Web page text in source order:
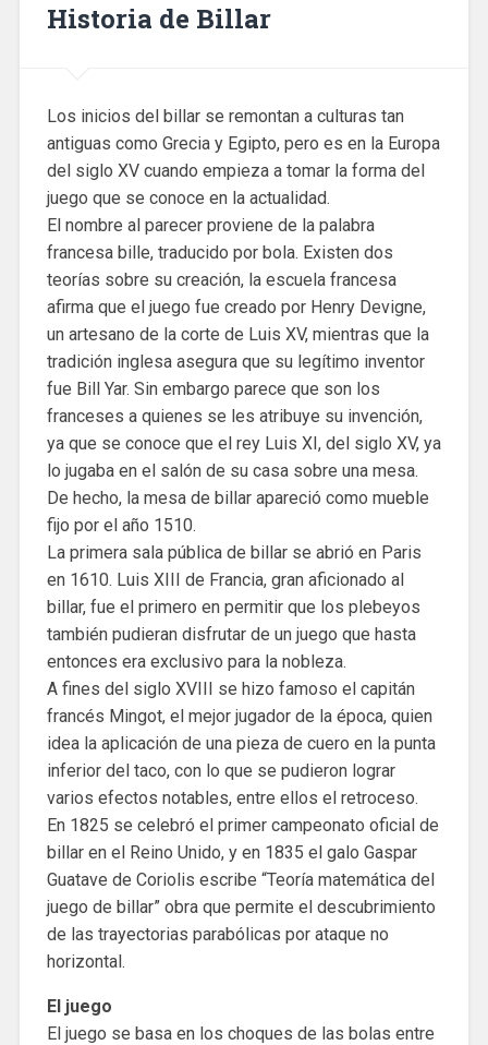
Historia de Billar
Los inicios del billar se remontan a culturas tan
antiguas como Grecia y Egipto, pero es en la Europa
del siglo XV cuando empieza a tomar la forma del
juego que se conoce en la actualidad.
El nombre al parecer proviene de la palabra
francesa bille, traducido por bola. Existen dos
teorías sobre su creación, la escuela francesa
afirma que el juego fue creado por Henry Devigne,
un artesano de la corte de Luis XV, mientras que la
tradición inglesa asegura que su legítimo inventor
fue Bill Yar. Sin embargo parece que son los
franceses a quienes se les atribuye su invención,
ya que se conoce que el rey Luis XI, del siglo XV, ya
lo jugaba en el salón de su casa sobre una mesa.
De hecho, la mesa de billar apareció como mueble
fijo por el año 1510.
La primera sala pública de billar se abrió en Paris
en 1610. Luis XIII de Francia, gran aficionado al
billar, fue el primero en permitir que los plebeyos
también pudieran disfrutar de un juego que hasta
entonces era exclusivo para la nobleza.
A fines del siglo XVIII se hizo famoso el capitán
francés Mingot, el mejor jugador de la época, quien
idea la aplicación de una pieza de cuero en la punta
inferior del taco, con lo que se pudieron lograr
varios efectos notables, entre ellos el retroceso.
En 1825 se celebró el primer campeonato oficial de
billar en el Reino Unido, y en 1835 el galo Gaspar
Guatave de Coriolis escribe “Teoría matemática del
juego de billar” obra que permite el descubrimiento
de las trayectorias parabólicas por ataque no
horizontal.
El juego
El juego se basa en los choques de las bolas entre